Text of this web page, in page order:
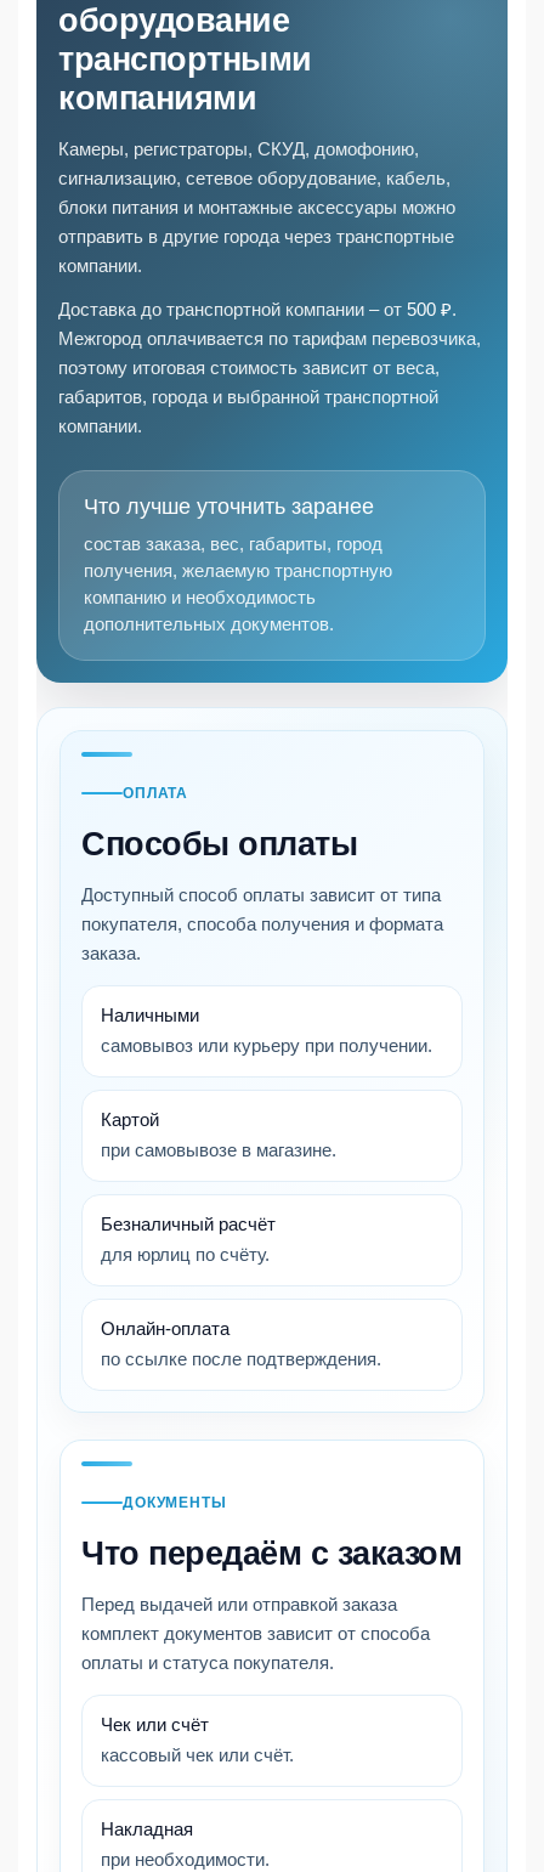
оборудование
транспортными
компаниями
Камеры, регистраторы, СКУД, домофонию,
сигнализацию, сетевое оборудование, кабель,
блоки питания и монтажные аксессуары можно
отправить в другие города через транспортные
компании.
Доставка до транспортной компании – от 500 ₽.
Межгород оплачивается по тарифам перевозчика,
поэтому итоговая стоимость зависит от веса,
габаритов, города и выбранной транспортной
компании.
Что лучше уточнить заранее
состав заказа, вес, габариты, город
получения, желаемую транспортную
компанию и необходимость
дополнительных документов.
ОПЛАТА
Способы оплаты
Доступный способ оплаты зависит от типа
покупателя, способа получения и формата
заказа.
Наличными
самовывоз или курьеру при получении.
Картой
при самовывозе в магазине.
Безналичный расчёт
для юрлиц по счёту.
Онлайн-оплата
по ссылке после подтверждения.
ДОКУМЕНТЫ
Что передаём с заказом
Перед выдачей или отправкой заказа
комплект документов зависит от способа
оплаты и статуса покупателя.
Чек или счёт
кассовый чек или счёт.
Накладная
при необходимости.